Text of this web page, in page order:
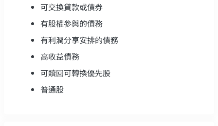
可交換貸款或債券
有股權參與的債務
有利潤分享安排的債務
高收益債務
可贖回可轉換優先股
普通股